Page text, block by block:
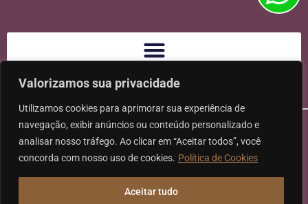
Valorizamos sua privacidade
Utilizamos cookies para aprimorar sua experiência de
navegação, exibir anúncios ou conteúdo personalizado e
analisar nosso tráfego. Ao clicar em “Aceitar todos”, você
concorda com nosso uso de cookies. Política de Cookies
Aceitar tudo
Ⓒ 2026 - Todos os direitos reservados à Karpat Sociedade de
Advogados | CNPJ: 11.317.840/0001-07